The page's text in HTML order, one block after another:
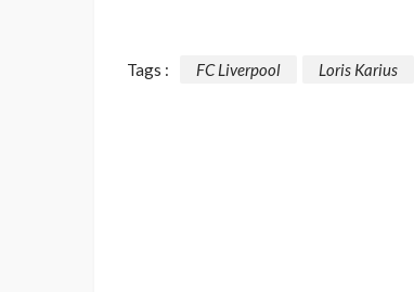
Tags : FC Liverpool Loris Karius